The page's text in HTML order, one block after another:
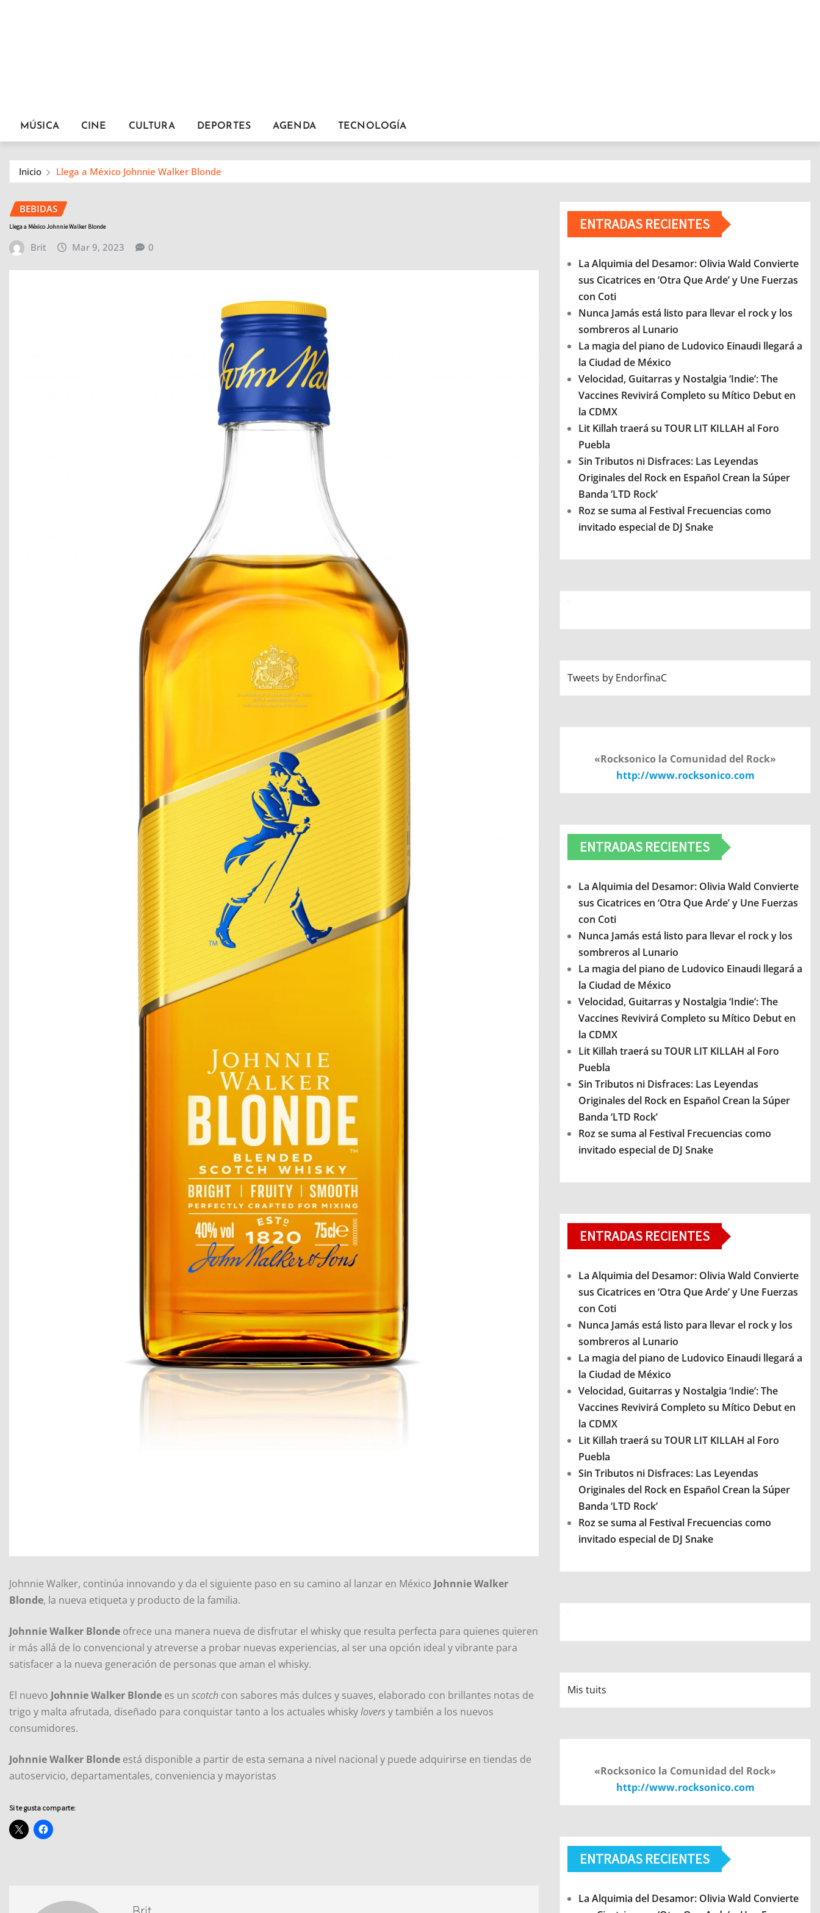
MÚSICA CINE CULTURA DEPORTES AGENDA TECNOLOGÍA
Inicio Llega a México Johnnie Walker Blonde
BEBIDAS
Llega a México Johnnie Walker Blonde
Brit Mar 9, 2023 0
Johnnie Walker, continúa innovando y da el siguiente paso en su camino al lanzar en México Johnnie Walker
Blonde, la nueva etiqueta y producto de la familia.
Johnnie Walker Blonde ofrece una manera nueva de disfrutar el whisky que resulta perfecta para quienes quieren
ir más allá de lo convencional y atreverse a probar nuevas experiencias, al ser una opción ideal y vibrante para
satisfacer a la nueva generación de personas que aman el whisky.
El nuevo Johnnie Walker Blonde es un scotch con sabores más dulces y suaves, elaborado con brillantes notas de
trigo y malta afrutada, diseñado para conquistar tanto a los actuales whiskyloversy también a los nuevos
consumidores.
Johnnie Walker Blonde está disponible a partir de esta semana a nivel nacional y puede adquirirse en tiendas de
autoservicio, departamentales, conveniencia y mayoristas
Si te gusta comparte:
ENTRADAS RECIENTES
La Alquimia del Desamor: Olivia Wald Convierte
sus Cicatrices en ‘Otra Que Arde’ y Une Fuerzas
con Coti
Nunca Jamás está listo para llevar el rock y los
sombreros al Lunario
La magia del piano de Ludovico Einaudi llegará a
la Ciudad de México
Velocidad, Guitarras y Nostalgia ‘Indie’: The
Vaccines Revivirá Completo su Mítico Debut en
la CDMX
Lit Killah traerá su TOUR LIT KILLAH al Foro
Puebla
Sin Tributos ni Disfraces: Las Leyendas
Originales del Rock en Español Crean la Súper
Banda ‘LTD Rock’
Roz se suma al Festival Frecuencias como
invitado especial de DJ Snake
Tweets by EndorfinaC
«Rocksonico la Comunidad del Rock»
http://www.rocksonico.com
ENTRADAS RECIENTES
La Alquimia del Desamor: Olivia Wald Convierte
sus Cicatrices en ‘Otra Que Arde’ y Une Fuerzas
con Coti
Nunca Jamás está listo para llevar el rock y los
sombreros al Lunario
La magia del piano de Ludovico Einaudi llegará a
la Ciudad de México
Velocidad, Guitarras y Nostalgia ‘Indie’: The
Vaccines Revivirá Completo su Mítico Debut en
la CDMX
Lit Killah traerá su TOUR LIT KILLAH al Foro
Puebla
Sin Tributos ni Disfraces: Las Leyendas
Originales del Rock en Español Crean la Súper
Banda ‘LTD Rock’
Roz se suma al Festival Frecuencias como
invitado especial de DJ Snake
ENTRADAS RECIENTES
La Alquimia del Desamor: Olivia Wald Convierte
sus Cicatrices en ‘Otra Que Arde’ y Une Fuerzas
con Coti
Nunca Jamás está listo para llevar el rock y los
sombreros al Lunario
La magia del piano de Ludovico Einaudi llegará a
la Ciudad de México
Velocidad, Guitarras y Nostalgia ‘Indie’: The
Vaccines Revivirá Completo su Mítico Debut en
la CDMX
Lit Killah traerá su TOUR LIT KILLAH al Foro
Puebla
Sin Tributos ni Disfraces: Las Leyendas
Originales del Rock en Español Crean la Súper
Banda ‘LTD Rock’
Roz se suma al Festival Frecuencias como
invitado especial de DJ Snake
Mis tuits
«Rocksonico la Comunidad del Rock»
http://www.rocksonico.com
ENTRADAS RECIENTES
La Alquimia del Desamor: Olivia Wald Convierte